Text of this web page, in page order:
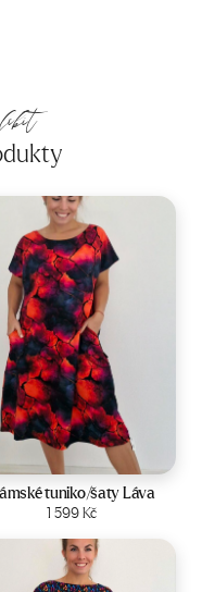
Velikost: 44-50
tuniko/šaty Láva
1 599Kč
Zobrazit produkt